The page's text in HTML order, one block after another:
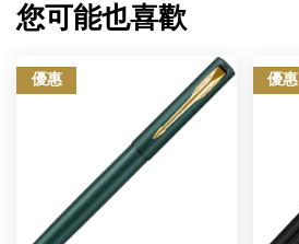
您可能也喜歡
優惠 優惠